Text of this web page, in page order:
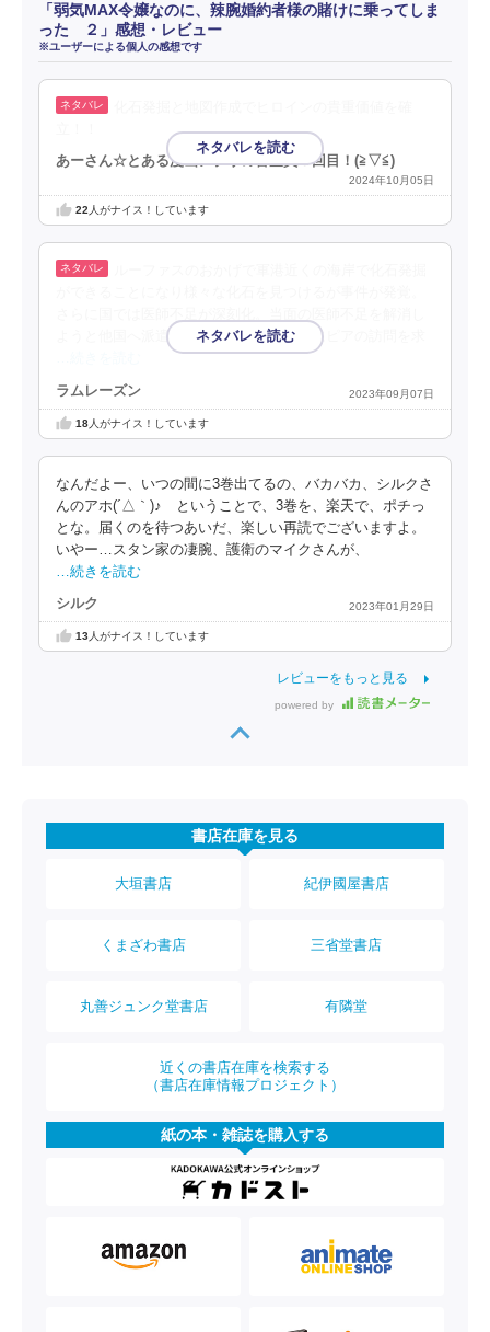
「弱気MAX令嬢なのに、辣腕婚約者様の賭けに乗ってしま
った ２」感想・レビュー
※ユーザーによる個人の感想です
あーさん☆とある漫画アプリの審査員３回目！(⁠≧⁠▽⁠≦⁠)
2024年10月05日
22人がナイス！しています
ようと他国へ派遣を依頼したが、代わりにピアの訪問を求
ラムレーズン 2023年09月07日
18人がナイス！しています
なんだよー、いつの間に3巻出てるの、バカバカ、シルクさ
んのアホ(´△｀)♪ ということで、3巻を、楽天で、ポチっ
とな。届くのを待つあいだ、楽しい再読でございますよ。
いやー…スタン家の凄腕、護衛のマイクさんが、
…続きを読む
シルク 2023年01月29日
13人がナイス！しています
レビューをもっと見る
powered by
書店在庫を見る
大垣書店 紀伊國屋書店
くまざわ書店 三省堂書店
丸善ジュンク堂書店 有隣堂
近くの書店在庫を検索する
（書店在庫情報プロジェクト）
紙の本・雑誌を購入する